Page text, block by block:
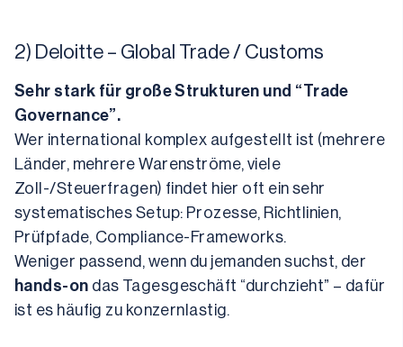
2) Deloitte – Global Trade / Customs
Sehr stark für große Strukturen und “Trade
Governance”.
Wer international komplex aufgestellt ist (mehrere
Länder, mehrere Warenströme, viele
Zoll-/Steuerfragen) findet hier oft ein sehr
systematisches Setup: Prozesse, Richtlinien,
Prüfpfade, Compliance-Frameworks.
hands-on das Tagesgeschäft “durchzieht” – dafür
ist es häufig zu konzernlastig.